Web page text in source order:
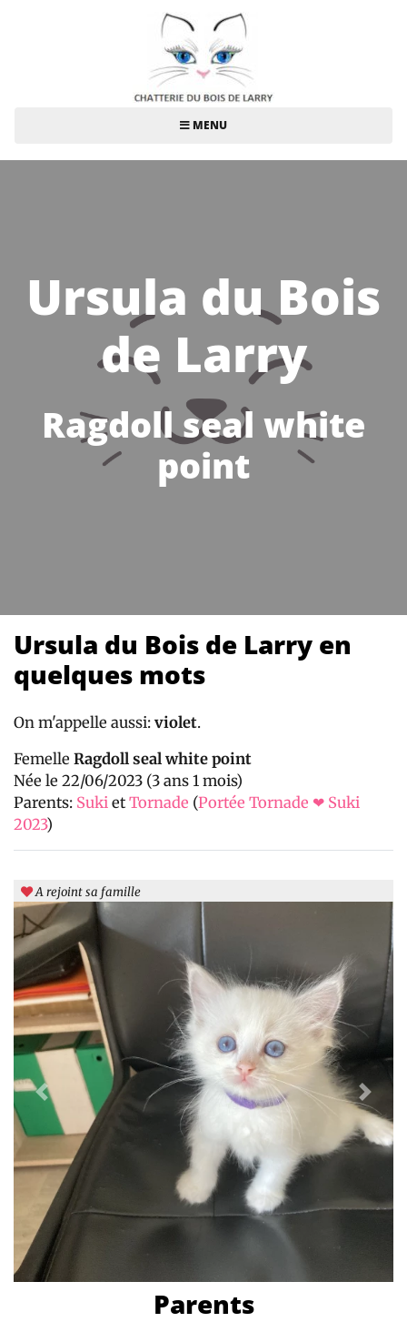
MENU
Ursula du Bois
de Larry
Ragdoll seal white
point
A rejoint sa famille
Previous Next
Ursula du Bois de Larry en
quelques mots
On m'appelle aussi: violet.
Femelle Ragdoll seal white point
Née le 22/06/2023 (3 ans 1 mois)
Parents: Suki et Tornade (Portée Tornade ❤ Suki
2023)
Parents